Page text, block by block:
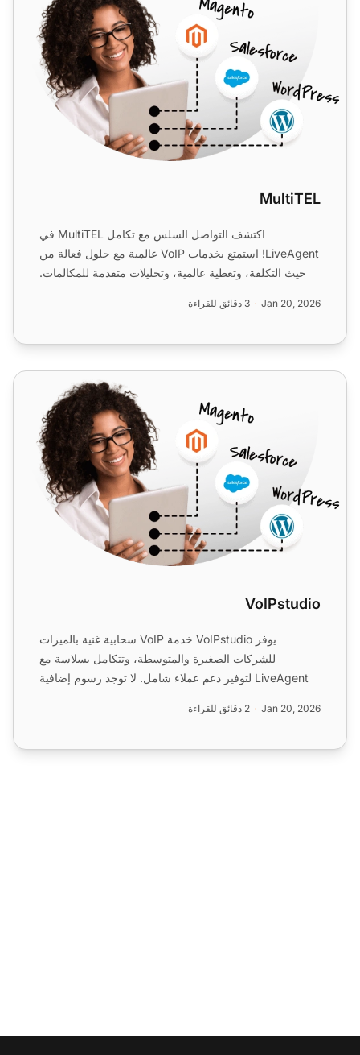
MultiTEL
اكتشف التواصل السلس مع تكامل MultiTEL في
LiveAgent! استمتع بخدمات VoIP عالمية مع حلول فعالة من
حيث التكلفة، وتغطية عالمية، وتحليلات متقدمة للمكالمات.
Jan 20, 2026 3 دقائق للقراءة
VoIPstudio
VoIPstudio
يوفر VoIPstudio خدمة VoIP سحابية غنية بالميزات
للشركات الصغيرة والمتوسطة، وتتكامل بسلاسة مع
LiveAgent لتوفير دعم عملاء شامل. لا توجد رسوم إضافية
Jan 20, 2026 2 دقائق للقراءة